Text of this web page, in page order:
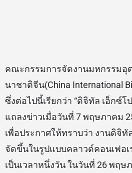
คณะกรรมการจัดงานมหกรรมอุ
นาชาติจีน(China International
ซึ่งต่อไปนี้เรียกว่า “ดิจิทัล เอ็กซ์โ
แถลงข่าวเมื่อวันที่ 7 พฤษภาคม
เพื่อประกาศให้ทราบว่า งานดิจิทั
จัดขึ้นในรูปแบบคลาวด์คอนเฟอ
เป็นเวลาหนึ่งวัน ในวันที่ 26 พฤษ